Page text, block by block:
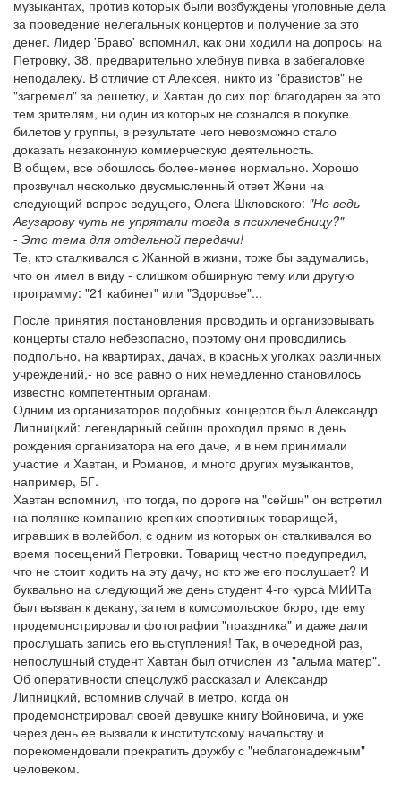
музыкантах, против которых были возбуждены уголовные дела
за проведение нелегальных концертов и получение за это
денег. Лидер 'Браво' вспомнил, как они ходили на допросы на
Петровку, 38, предварительно хлебнув пивка в забегаловке
неподалеку. В отличие от Алексея, никто из "бравистов" не
"загремел" за решетку, и Хавтан до сих пор благодарен за это
тем зрителям, ни один из которых не сознался в покупке
билетов у группы, в результате чего невозможно стало
доказать незаконную коммерческую деятельность.
В общем, все обошлось более-менее нормально. Хорошо
прозвучал несколько двусмысленный ответ Жени на
следующий вопрос ведущего, Олега Шкловского: "Но ведь
Агузарову чуть не упрятали тогда в психлечебницу?"
- Это тема для отдельной передачи!
Те, кто сталкивался с Жанной в жизни, тоже бы задумались,
что он имел в виду - слишком обширную тему или другую
программу: "21 кабинет" или "Здоровье"...
После принятия постановления проводить и организовывать
концерты стало небезопасно, поэтому они проводились
подпольно, на квартирах, дачах, в красных уголках различных
учреждений,- но все равно о них немедленно становилось
известно компетентным органам.
Одним из организаторов подобных концертов был Александр
Липницкий: легендарный сейшн проходил прямо в день
рождения организатора на его даче, и в нем принимали
участие и Хавтан, и Романов, и много других музыкантов,
например, БГ.
Хавтан вспомнил, что тогда, по дороге на "сейшн" он встретил
на полянке компанию крепких спортивных товарищей,
игравших в волейбол, с одним из которых он сталкивался во
время посещений Петровки. Товарищ честно предупредил,
что не стоит ходить на эту дачу, но кто же его послушает? И
буквально на следующий же день студент 4-го курса МИИТа
был вызван к декану, затем в комсомольское бюро, где ему
продемонстрировали фотографии "праздника" и даже дали
прослушать запись его выступления! Так, в очередной раз,
непослушный студент Хавтан был отчислен из "альма матер".
Об оперативности спецслужб рассказал и Александр
Липницкий, вспомнив случай в метро, когда он
продемонстрировал своей девушке книгу Войновича, и уже
через день ее вызвали к институтскому начальству и
порекомендовали прекратить дружбу с "неблагонадежным"
человеком.